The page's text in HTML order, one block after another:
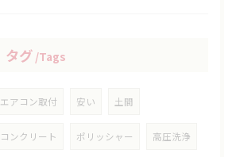
タグ Tags
エアコン取付 安い 土間
コンクリート ポリッシャー 高圧洗浄